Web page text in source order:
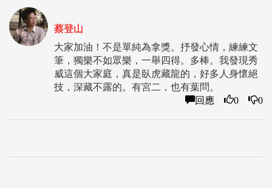
蔡登山
大家加油！不是單純為拿獎。抒發心情，練練文
筆，獨樂不如眾樂，一舉四得。多棒。我發現秀
威這個大家庭，真是臥虎藏龍的，好多人身懷絕
技，深藏不露的。有宮二，也有葉問。
回應
0 0